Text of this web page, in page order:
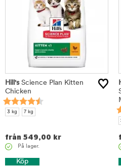
Hill'sScience Plan Kitten
Chicken
3 kg 7 kg
från 549,00 kr
På lager.
Köp